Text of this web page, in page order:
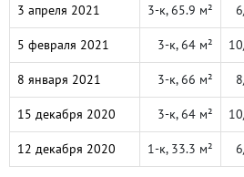
3 апреля 2021 3-к, 65.9 м²
5 февраля 2021 3-к, 64 м²
8 января 2021 3-к, 66 м²
15 декабря 2020 3-к, 64 м²
12 декабря 2020 1-к, 33.3 м²